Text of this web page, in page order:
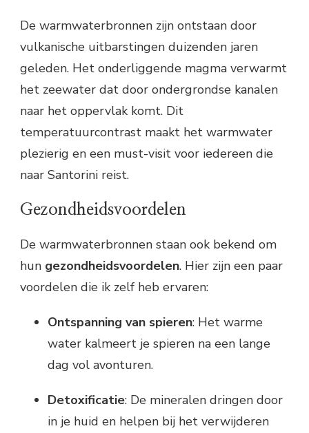
De warmwaterbronnen zijn ontstaan door
vulkanische uitbarstingen duizenden jaren
geleden. Het onderliggende magma verwarmt
het zeewater dat door ondergrondse kanalen
naar het oppervlak komt. Dit
temperatuurcontrast maakt het warmwater
plezierig en een must-visit voor iedereen die
naar Santorini reist.
Gezondheidsvoordelen
De warmwaterbronnen staan ook bekend om
hun gezondheidsvoordelen. Hier zijn een paar
voordelen die ik zelf heb ervaren:
Ontspanning van spieren: Het warme
water kalmeert je spieren na een lange
dag vol avonturen.
Detoxificatie: De mineralen dringen door
in je huid en helpen bij het verwijderen